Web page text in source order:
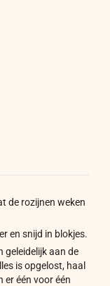
de rozijnen weken
en snijd in blokjes.
geleidelijk aan de
is opgelost, haal
er één voor één